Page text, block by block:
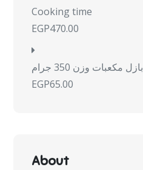
Cooking time
EGP470.00
بازل مكعبات وزن 350 جرام
EGP65.00
About